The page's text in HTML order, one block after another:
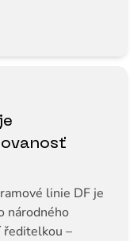
linie DF je
národného
ředitelkou –